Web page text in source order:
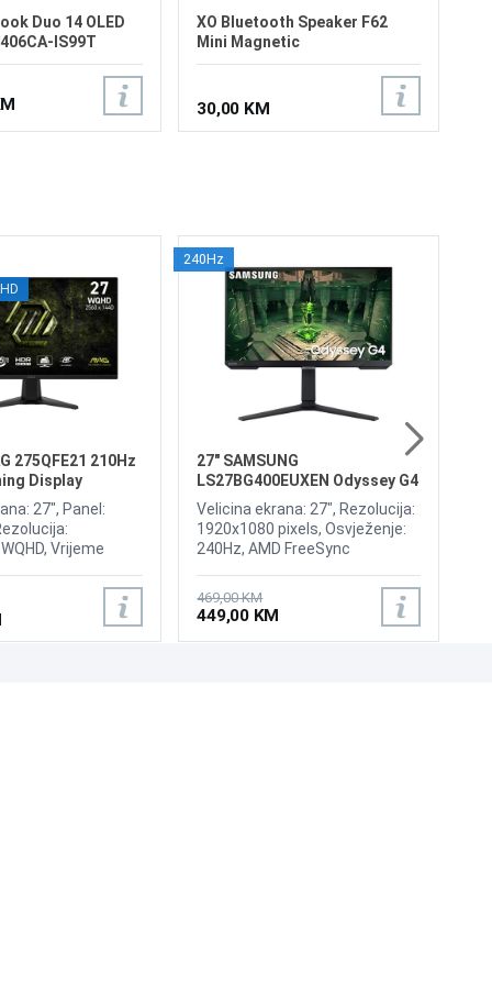
Duo 14 OLED
IS99T
XO Bluetooth Speaker F62
Mini Magnetic
30,00 KM
275QFE21 210Hz
Display
27", Panel:
Vrijeme
DsiplayHDR 400,
Brightness: 300
2xHDMI 2.0b,
240Hz
27" SAMSUNG
LS27BG400EUXEN Odyssey G4
240Hz Display
Velicina ekrana: 27", Rezolucija:
1920x1080 pixels, Osvježenje:
240Hz, AMD FreeSync
Vrijeme odziva: 1ms, Priključci:
2xHDMI, Displayport 1.2
469,00 KM
449,00 KM